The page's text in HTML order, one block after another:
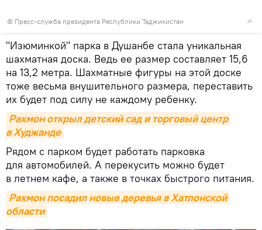
© Пресс-служба президента Республики Таджикистан
"Изюминкой" парка в Душанбе стала уникальная
шахматная доска. Ведь ее размер составляет 15,6
на 13,2 метра. Шахматные фигуры на этой доске
тоже весьма внушительного размера, переставить
их будет под силу не каждому ребенку.
Рахмон открыл детский сад и торговый центр
в Худжанде
Рядом с парком будет работать парковка
для автомобилей. А перекусить можно будет
в летнем кафе, а также в точках быстрого питания.
Рахмон посадил новые деревья в Хатлонской
области